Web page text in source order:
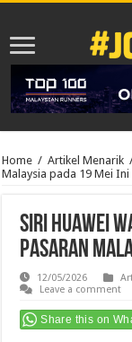
Home / Artikel Menarik
Malaysia pada 19 Mei Ini
Siri HUAWEI
Pasaran
12/05/2026
Leave a comment
Share this on